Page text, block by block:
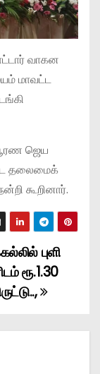
வாகன
மாவட்ட
ஜெய
தலைமைக்
கூறினார்.
புளி
ரூ.1.30